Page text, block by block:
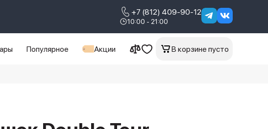
+7 (812) 409-90-12
10:00 - 21:00
Популярное Акции В корзине пусто